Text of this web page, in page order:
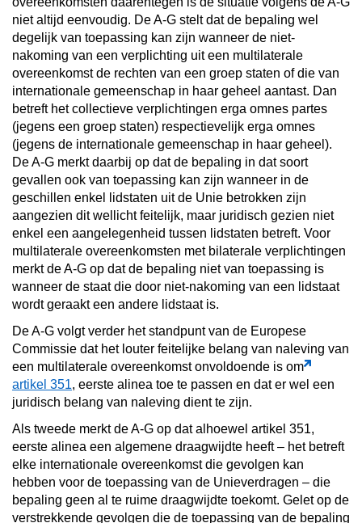
niet altijd eenvoudig. De A-G stelt dat de bepaling wel
degelijk van toepassing kan zijn wanneer de niet-
nakoming van een verplichting uit een multilaterale
overeenkomst de rechten van een groep staten of die van
internationale gemeenschap in haar geheel aantast. Dan
betreft het collectieve verplichtingen erga omnes partes
(jegens een groep staten) respectievelijk erga omnes
(jegens de internationale gemeenschap in haar geheel).
De A-G merkt daarbij op dat de bepaling in dat soort
gevallen ook van toepassing kan zijn wanneer in de
geschillen enkel lidstaten uit de Unie betrokken zijn
aangezien dit wellicht feitelijk, maar juridisch gezien niet
enkel een aangelegenheid tussen lidstaten betreft. Voor
multilaterale overeenkomsten met bilaterale verplichtingen
merkt de A-G op dat de bepaling niet van toepassing is
wanneer de staat die door niet-nakoming van een lidstaat
wordt geraakt een andere lidstaat is.
De A-G volgt verder het standpunt van de Europese
Commissie dat het louter feitelijke belang van naleving van
een multilaterale overeenkomst onvoldoende is om
artikel 351, eerste alinea toe te passen en dat er wel een
juridisch belang van naleving dient te zijn.
Als tweede merkt de A-G op dat alhoewel artikel 351,
eerste alinea een algemene draagwijdte heeft – het betreft
elke internationale overeenkomst die gevolgen kan
hebben voor de toepassing van de Unieverdragen – die
bepaling geen al te ruime draagwijdte toekomt. Gelet op de
verstrekkende gevolgen die de toepassing van de bepaling